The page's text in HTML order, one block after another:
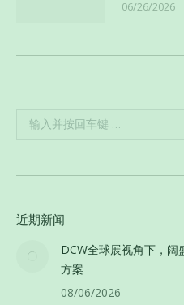
06/26/2026
Search:
近期新闻
DCW全球展视角下，
方案
08/06/2026